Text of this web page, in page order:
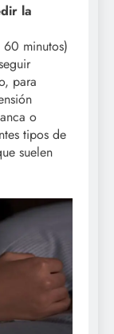
la
minutos)
para
o
tipos de
suelen